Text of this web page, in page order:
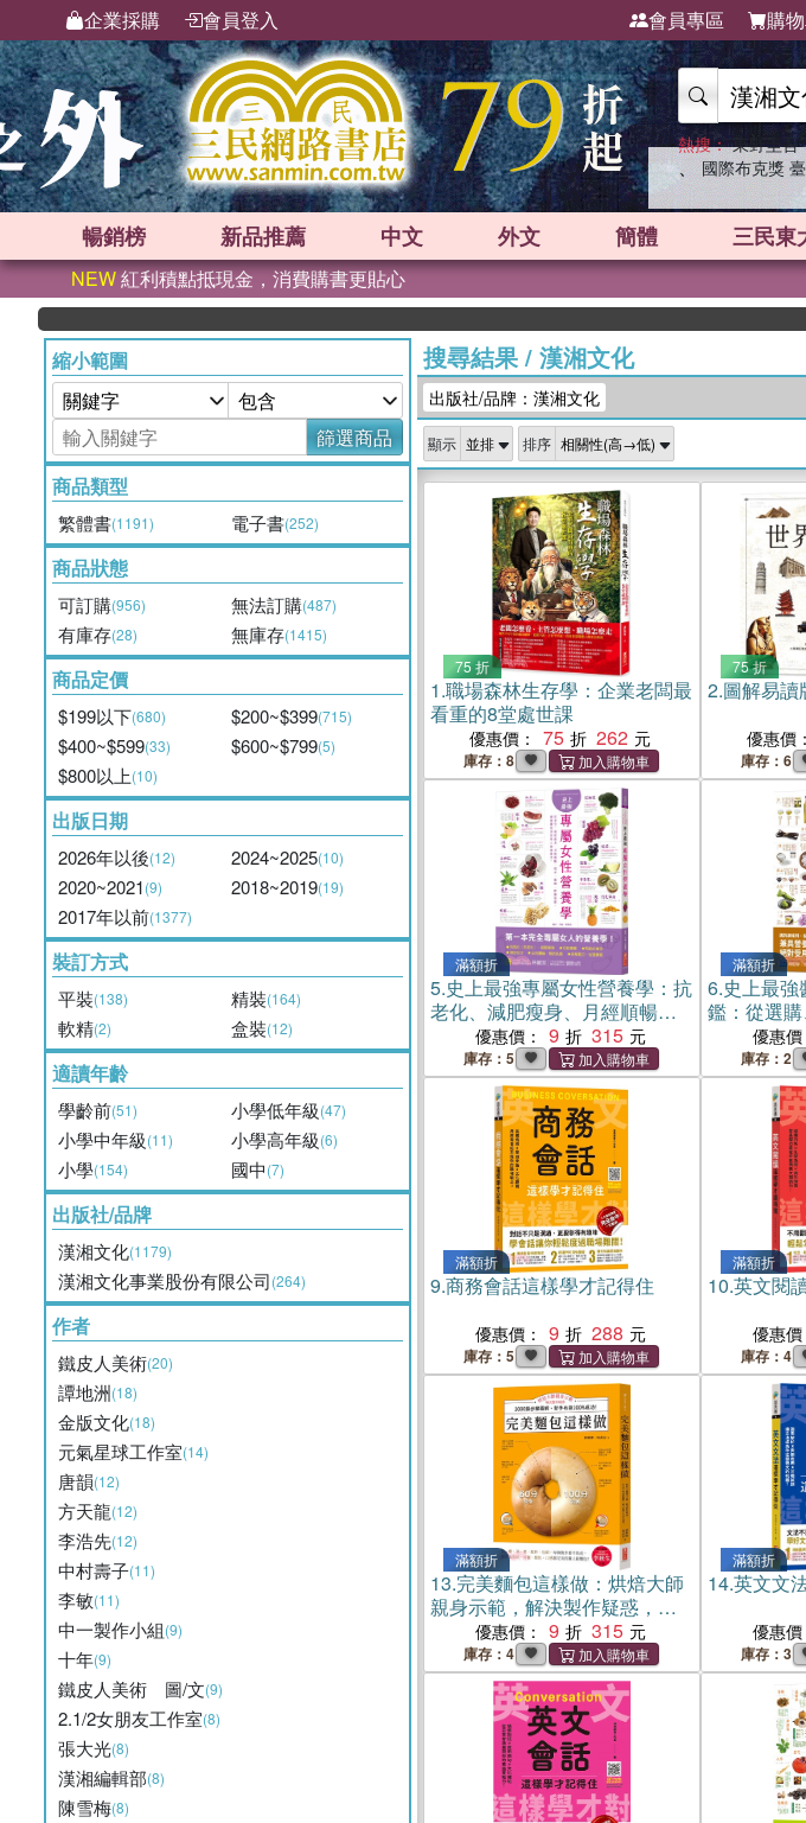
企業採購 會員登入 會員專區 購
熱搜： 東野圭吾
、 國際布克獎
暢銷榜 新品推薦 中文 外文 簡體 三民東
NEW紅利積點抵現金，消費購書更貼心
英國
縮小範圍
篩選商品
商品類型
繁體書(1191) 電子書(252)
商品狀態
可訂購(956) 無法訂購(487)
有庫存(28) 無庫存(1415)
商品定價
$199以下(680) $200~$399(715)
$400~$599(33) $600~$799(5)
$800以上(10)
出版日期
2026年以後(12) 2024~2025(10)
2020~2021(9) 2018~2019(19)
2017年以前(1377)
裝訂方式
平裝(138) 精裝(164)
軟精(2) 盒裝(12)
適讀年齡
學齡前(51) 小學低年級(47)
小學中年級(11) 小學高年級(6)
小學(154) 國中(7)
出版社/品牌
漢湘文化(1179)
漢湘文化事業股份有限公司(264)
作者
鐵皮人美術(20)
譚地洲(18)
金版文化(18)
元氣星球工作室(14)
唐韻(12)
方天龍(12)
李浩先(12)
中村壽子(11)
李敏(11)
中一製作小組(9)
十年(9)
鐵皮人美術 圖/文(9)
2.1/2女朋友工作室(8)
張大光(8)
漢湘編輯部(8)
陳雪梅(8)
搜尋結果/ 漢湘文化
出版社/品牌：漢湘文化
顯示 排序
75 折
1.職場森林生存學：企業老闆最
看重的8堂處世課
優惠價： 75 262
庫存：8
75 折
2.圖解易讀
優惠價：
庫存：6
滿額折
5.史上最強專屬女性營養學：抗
老化、減肥瘦身、月經順暢、
助孕、豐胸、防癌保健，創造
體內加倍驚人的營養力！
優惠價： 9 315
庫存：5
滿額折
6.史上最
鑑：從選
用，抓準
美味奧祕！
優惠價
庫存：2
滿額折
9.商務會話這樣學才記得住
優惠價： 9 288
庫存：5
滿額折
10.英文閱
優惠價
庫存：4
滿額折
13.完美麵包這樣做：烘焙大師
親身示範，解決製作疑惑，
2000張步驟圖解，新手也能
100%成功！
優惠價： 9 315
庫存：4
滿額折
14.英文文
優惠價
庫存：3